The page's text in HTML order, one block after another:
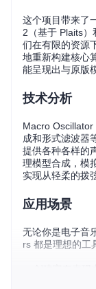
这个项目带来了
2（基于 Plaits
们在有限的资源
地重新构建核心
能呈现出与原版
技术分析
Macro
成和形式滤波器
提供各种各样的
理模型合成，模
实现从轻柔的拨
应用场景
无论你是电子音
rs 都是理想的工
实现动态的节